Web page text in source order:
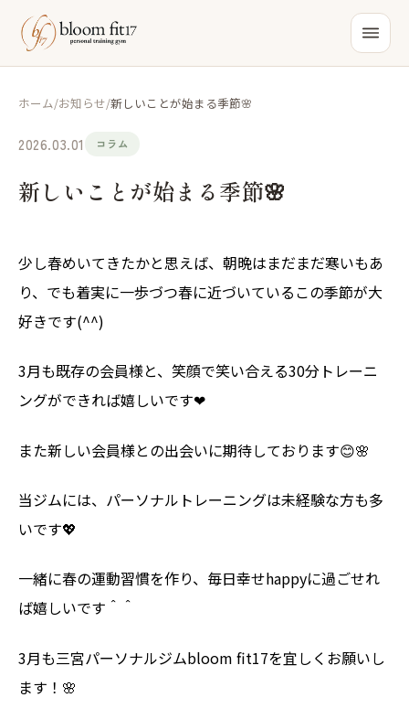
ホーム/お知らせ/新しいことが始まる季節🌸
2026.03.01 コラム
新しいことが始まる季節🌸
少し春めいてきたかと思えば、朝晩はまだまだ寒いもあ
り、でも着実に一歩づつ春に近づいているこの季節が大
好きです(^^)
3月も既存の会員様と、笑顔で笑い合える30分トレーニ
ングができれば嬉しいです❤︎
また新しい会員様との出会いに期待しております😊🌸
当ジムには、パーソナルトレーニングは未経験な方も多
いです💖
一緒に春の運動習慣を作り、毎日幸せhappyに過ごせれ
ば嬉しいです＾＾
3月も三宮パーソナルジムbloom fit17を宜しくお願いし
ます！🌸